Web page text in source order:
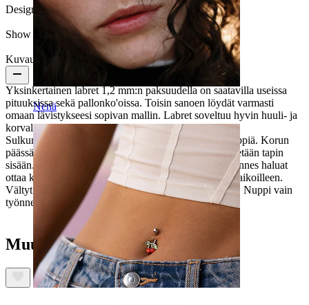
Nenä
Design: Yksinkertainen
Show pair option:Kyllä
Kuvaus
Yksinkertainen labret 1,2 mm:n paksuudella on saatavilla useissa
pituuksissa sekä pallonko'oissa. Toisin sanoen löydät varmasti
omaan lävistykseesi sopivan mallin. Labret soveltuu hyvin huuli- ja
korvalävistyksiin takana olevan tasaisen levyn vuoksi.
Sulkumekanismi on koosta riippumatta "push-in"-tyyppiä. Korun
päässä olevaan palloon liittyy pieni nuppi, joka työnnetään tapin
sisään. Nupin käyrä muoto pitää sen kiinni tapissa, kunnes haluat
ottaa korun pois. Nuppi on helppo irrottaa ja asettaa paikoilleen.
Vältyt siis kierteisen lukitusmekanismin näperrykseltä. Nuppi vain
työnnetään paikalleen, kunnes se jää kiinni.
Muut ostivat myös